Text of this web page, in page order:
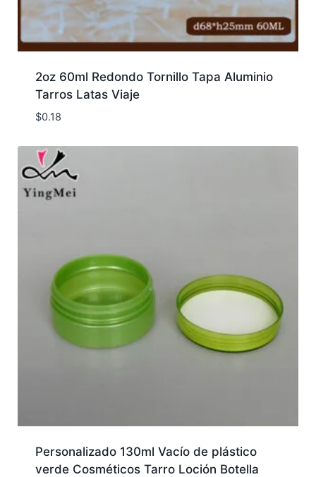
2oz 60ml Redondo Tornillo Tapa Aluminio
Tarros Latas Viaje
$0.18
Personalizado 130ml Vacío de plástico
verde Cosméticos Tarro Loción Botella